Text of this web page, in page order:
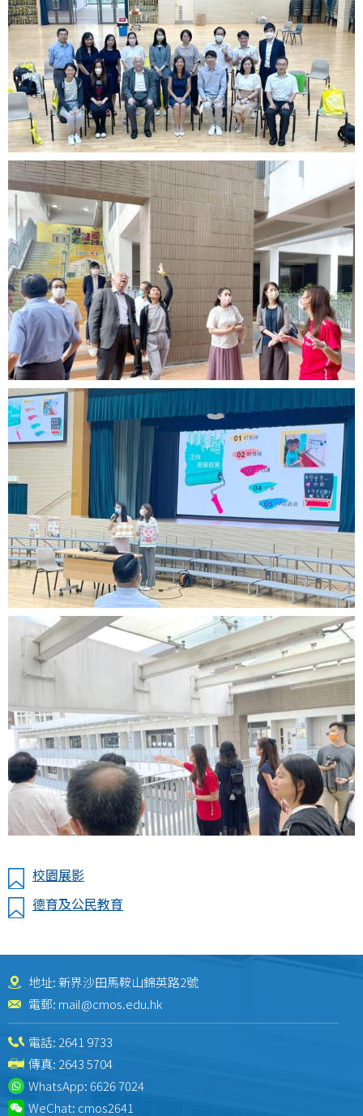
校園展影
德育及公民教育
地址: 新界沙田馬鞍山錦英路2號
電郵: mail@cmos.edu.hk
電話: 2641 9733
傳真: 2643 5704
WhatsApp:6626 7024
WeChat: cmos2641